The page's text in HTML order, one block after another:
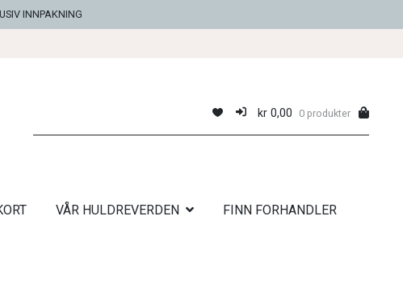
INNPAKNING
kr0,00 0 produkter
VÅR HULDREVERDEN FINN FORHANDLER